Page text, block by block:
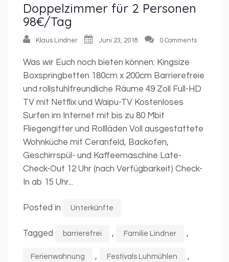
Doppelzimmer für 2 Personen
98€/Tag
Klaus Lindner Juni 23, 2018 0 Comments
Was wir Euch noch bieten können: Kingsize
Boxspringbetten 180cm x 200cm Barrierefreie
und rollstuhlfreundliche Räume 49 Zoll Full-HD
TV mit Netflix und Waipu-TV Kostenloses
Surfen im Internet mit bis zu 80 Mbit
Fliegengitter und Rollläden Voll ausgestattete
Wohnküche mit Ceranfeld, Backofen,
Geschirrspül- und Kaffeemaschine Late-
Check-Out 12 Uhr (nach Verfügbarkeit) Check-
In ab 15 Uhr...
Posted in Unterkünfte
Tagged barrierefrei , Familie Lindner ,
Ferienwohnung , Festivals Luhmühlen ,